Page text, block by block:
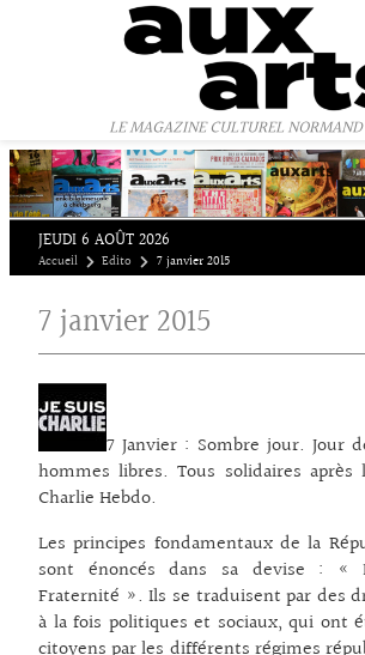
LE MAGAZINE CULTUREL
JEUDI 6 AOÛT 2026
Accueil Edito 7 janvier 2015
7 janvier 2015
7 Janvier : Sombre jour. Jour
hommes libres. Tous solidaires après
Charlie Hebdo.
Les principes fondamentaux de la
sont énoncés dans sa devise : «
Fraternité ». Ils se traduisent par des
à la fois politiques et sociaux, qui ont
Panneau de gestion des cookies